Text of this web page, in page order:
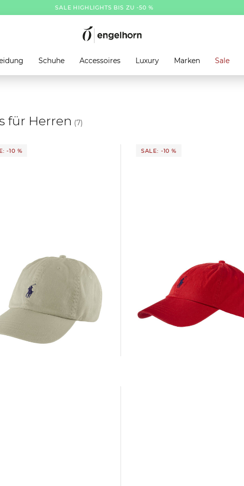
SALE HIGHLIGHTS BIS ZU -50 %
Schuhe Accessoires Luxury Marken Sale
für Herren (7)
-10 %
| Basecap CLASSIC
CAP
SALE: -10 %
Polo Ralph Lauren | Basecap CLASSIC